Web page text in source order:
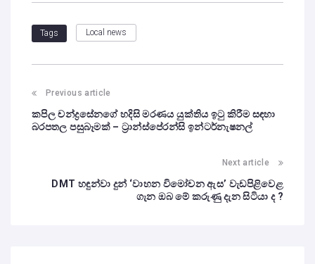
Tags Local news
Previous article
කපිල චන්ද්‍රසේනගේ හදිසි මරණය යුක්තිය ඉටු කිරීම සඳහා
බරපතල පසුබෑමක් – ට්‍රාන්ස්පේරන්සි ඉන්ටර්නැෂනල්
Next article
DMT හඳුන්වා දුන් ‘වාහන විමෝචන ඇස’ වැඩපිළිවෙළ
ගැන ඔබ මේ කරුණු දැන සිටියා ද ?